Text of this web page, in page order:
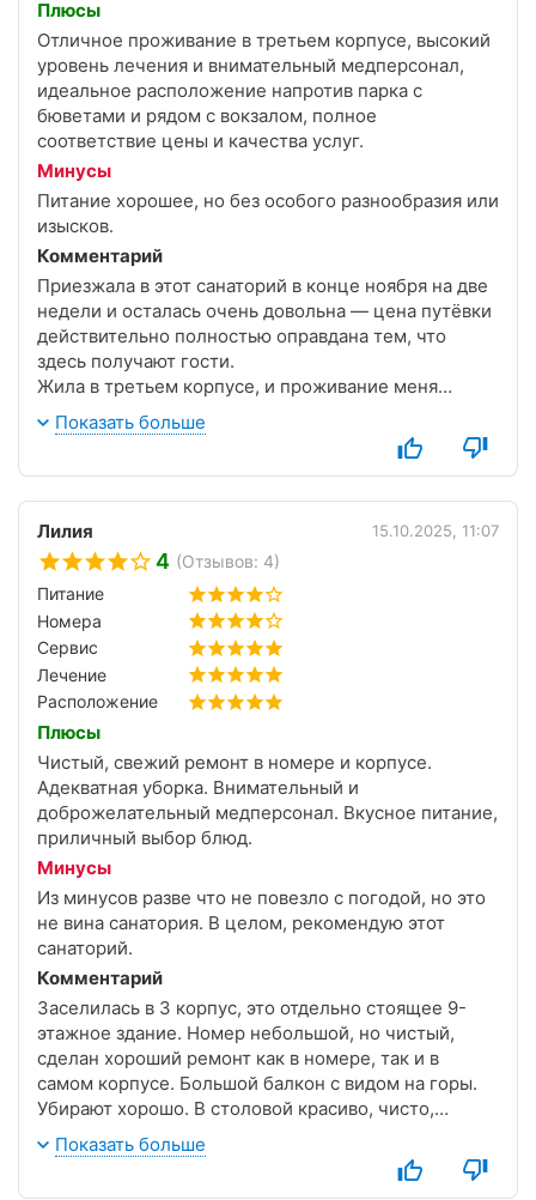
Плюсы
Отличное проживание в третьем корпусе, высокий
уровень лечения и внимательный медперсонал,
идеальное расположение напротив парка с
бюветами и рядом с вокзалом, полное
соответствие цены и качества услуг.
Минусы
Питание хорошее, но без особого разнообразия или
изысков.
Комментарий
Приезжала в этот санаторий в конце ноября на две
недели и осталась очень довольна — цена путёвки
действительно полностью оправдана тем, что
здесь получают гости.
Жила в третьем корпусе, и проживание меня
просто порадовало: номер светлый, после ремонта,
мебель удобная, сантехника новая, всё работает
без наречий. Уборка ежедневная, бельё свежее,
Лечение организовано на высшем уровне: врач
внимательно выслушал, подобрал процедуры
именно под мои жалобы, всё проходило по
расписанию, без очередей и суеты. Медсёстры
доброжелательные, всё объясняют, следят за
самочувствием. Уехала с ощущением, что здоровье
действительно подлатали.
Питание хорошее, добротное: всё свежее, порции
сытные, выбор есть, но без особых изысков —
именно то, что нужно для оздоровительного
отдыха. Никто не остался голодным, и это главное.
А расположение — просто находка, через дорогу
огромный городской парк с бюветами. До вокзала
буквально три минуты пешком — приехала и
уехала без всякого такси.
Если получится по датам и бюджету, обязательно
вернусь ещё раз — санаорий того стоит.
Рекомендую всем, кто ищет спокойный,
качественный отдых без переплат.
Показать больше
Лилия 15.10.2025, 11:07
4 (Отзывов: 4)
Питание
Номера
Сервис
Лечение
Расположение
Плюсы
Чистый, свежий ремонт в номере и корпусе.
Адекватная уборка. Внимательный и
доброжелательный медперсонал. Вкусное питание,
приличный выбор блюд.
Минусы
Из минусов разве что не повезло с погодой, но это
не вина санатория. В целом, рекомендую этот
санаторий.
Комментарий
Заселилась в 3 корпус, это отдельно стоящее 9-
этажное здание. Номер небольшой, но чистый,
сделан хороший ремонт как в номере, так и в
самом корпусе. Большой балкон с видом на горы.
Убирают хорошо. В столовой красиво, чисто,
кормят неплохо, хороший выбор блюд на заказ.
Лечение назначено по моему профилю, процедуры
отпускаются по времени, очередей практически
Показать больше